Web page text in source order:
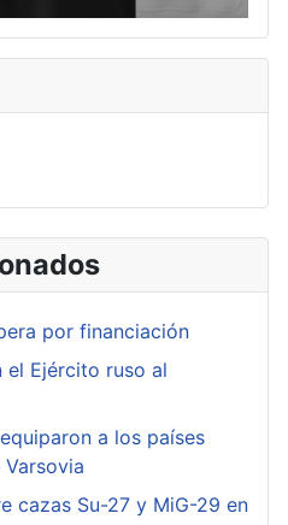
por financiación
el Ejército ruso al
a los países
cazas Su-27 y MiG-29 en